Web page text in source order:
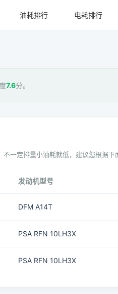
油耗排行 电耗排行
7.6分。
一定排量小油耗就低，建议您根据
发动机型号
DFM A14T
PSA RFN 10LH3X
PSA RFN 10LH3X